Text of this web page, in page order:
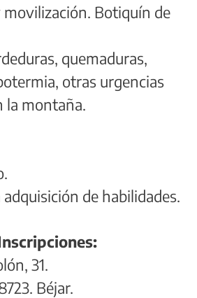
Botiquín de
quemaduras,
otras urgencias
la montaña.
de habilidades.
31.
Béjar.